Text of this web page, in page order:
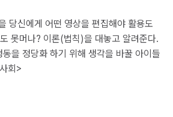
당신에게 어떤 영상을 편집해야 활용도
못머나? 이론(법칙)을 대놓고 알려준다.
을 정당화 하기 위해 생각을 바꿀 아이들
회>